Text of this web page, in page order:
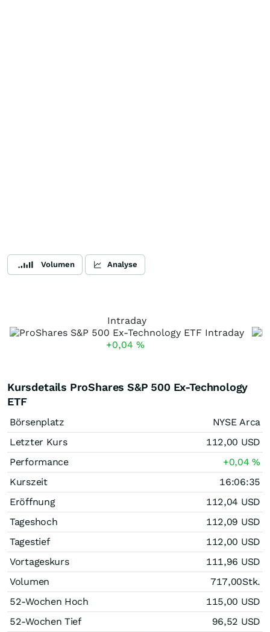
Volumen Analyse
Intraday
+0,04 %
Kursdetails ProShares S&P 500 Ex-Technology
ETF
Börsenplatz
NYSE Arca
Letzter Kurs
112,00 USD
Performance
+0,04%
Kurszeit
16:06:35
Eröffnung
112,04 USD
Tageshoch
112,09 USD
Tagestief
112,00 USD
Vortageskurs
111,96 USD
Volumen
717,00Stk.
52-Wochen Hoch
115,00 USD
52-Wochen Tief
96,52 USD